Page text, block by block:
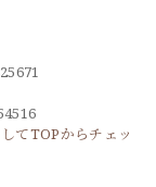
てTOPからチェッ